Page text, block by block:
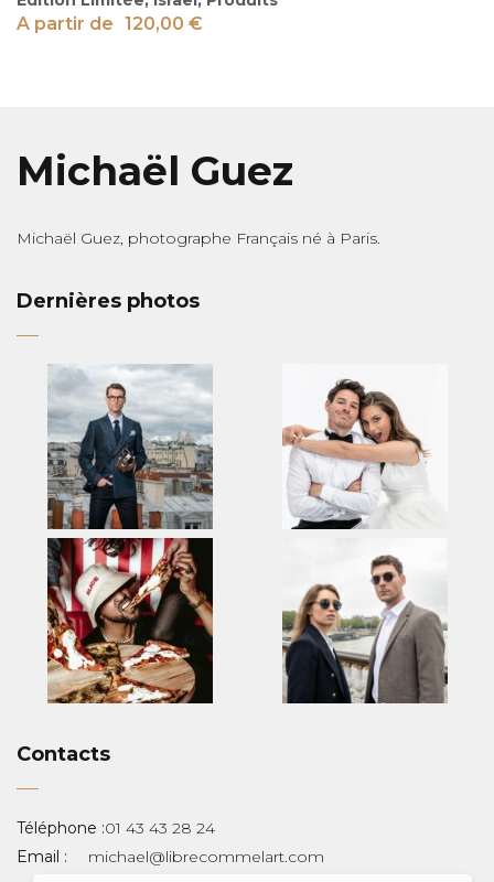
A partir de 120,00 €
Michaël Guez
Michaël Guez, photographe Français né à Paris.
Dernières photos
Contacts
Téléphone :01 43 43 28 24
Email :
michael@librecommelart.com